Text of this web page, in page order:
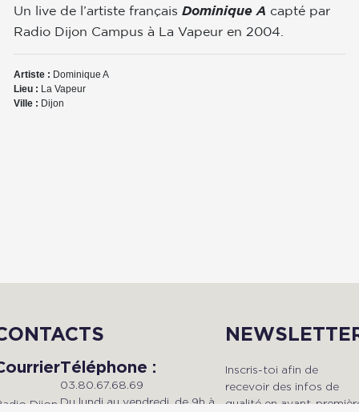
Un live de l’artiste français Dominique A capté par
Radio Dijon Campus à La Vapeur en 2004.
Artiste : Dominique A
Lieu : La Vapeur
Ville : Dijon
Dijon
Téléphone :
03.80.67.68.69
Du lundi au vendredi, de 9h à
Inscris-toi afin de
recevoir des infos de
qualité en avant-